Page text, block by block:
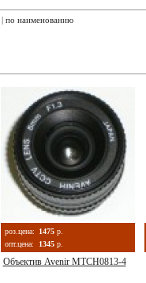
| по наименованию
роз.цена: 1475 р.
опт.цена:
1345 р.
Объектив Avenir MTCH0813-4